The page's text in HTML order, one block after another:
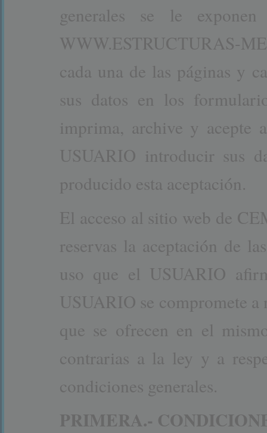
generales se le
WWW.ESTRUCTURAS-
cada una de las páginas y
sus datos en los
imprima, archive y acepte
USUARIO introducir sus
producido esta aceptación.
El acceso al sitio web de
reservas la aceptación de
uso que el USUARIO
USUARIO se compromete
que se ofrecen en el
contrarias a la ley y a
condiciones generales.
PRIMERA.-